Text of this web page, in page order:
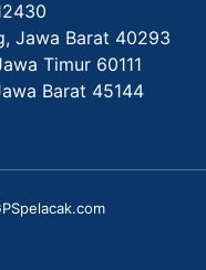
Jawa Barat 40293
Timur 60111
Barat 45144